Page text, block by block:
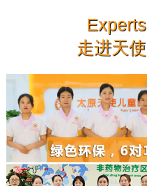
Experts
走进天使